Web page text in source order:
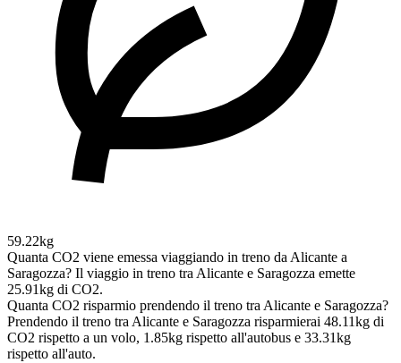
59.22kg
Quanta CO2 viene emessa viaggiando in treno da Alicante a
Saragozza? Il viaggio in treno tra Alicante e Saragozza emette
25.91kg di CO2.
Quanta CO2 risparmio prendendo il treno tra Alicante e Saragozza?
Prendendo il treno tra Alicante e Saragozza risparmierai 48.11kg di
CO2 rispetto a un volo, 1.85kg rispetto all'autobus e 33.31kg
rispetto all'auto.